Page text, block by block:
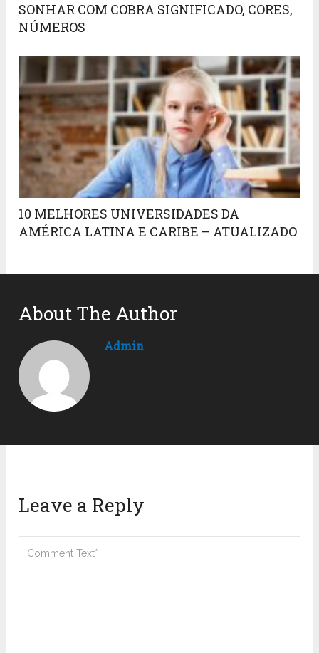
SONHAR COM COBRA SIGNIFICADO, CORES,
NÚMEROS
10 MELHORES UNIVERSIDADES DA
AMÉRICA LATINA E CARIBE – ATUALIZADO
About The Author
Admin
Leave a Reply